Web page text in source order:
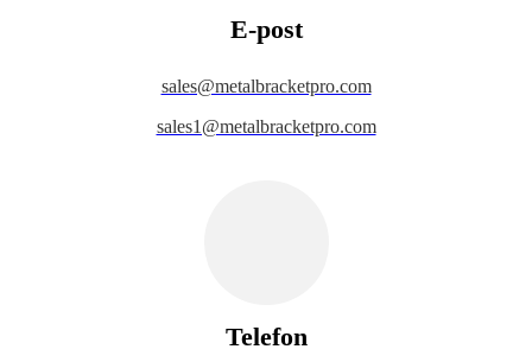
E-post
sales@metalbracketpro.com
sales1@metalbracketpro.com
Telefon